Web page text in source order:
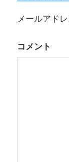
ン
メールアド
コメント